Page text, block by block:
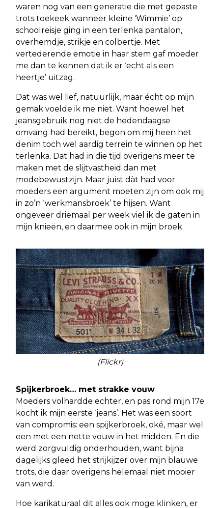
waren nog van een generatie die met gepaste
trots toekeek wanneer kleine ‘Wimmie’ op
schoolreisje ging in een terlenka pantalon,
overhemdje, strikje en colbertje. Met
vertederende emotie in haar stem gaf moeder
me dan te kennen dat ik er ‘echt als een
heertje’ uitzag.
Dat was wel lief, natuurlijk, maar écht op mijn
gemak voelde ik me niet. Want hoewel het
jeansgebruik nog niet de hedendaagse
omvang had bereikt, begon om mij heen het
denim toch wel aardig terrein te winnen op het
terlenka. Dat had in die tijd overigens meer te
maken met de slijtvastheid dan met
modebewustzijn. Maar juist dàt had voor
moeders een argument moeten zijn om ook mij
in zo’n ‘werkmansbroek’ te hijsen. Want
ongeveer driemaal per week viel ik de gaten in
mijn knieën, en daarmee ook in mijn broek.
(Flickr)
Spijkerbroek… met strakke vouw
Moeders volhardde echter, en pas rond mijn 17e
kocht ik mijn eerste ‘jeans’. Het was een soort
van compromis: een spijkerbroek, oké, maar wel
een met een nette vouw in het midden. En die
werd zorgvuldig onderhouden, want bijna
dagelijks gleed het strijkijzer over mijn blauwe
trots, die daar overigens helemaal niet mooier
van werd.
Hoe karikaturaal dit alles ook moge klinken, er